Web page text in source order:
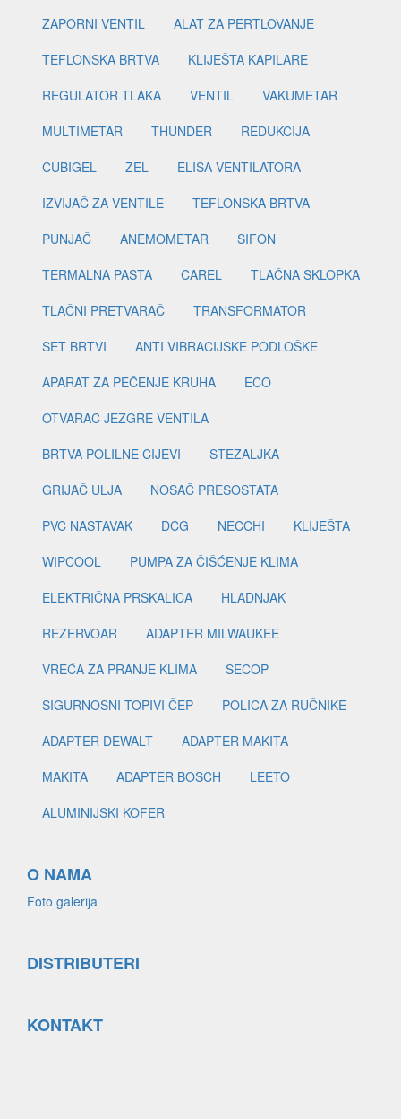
ZAPORNI VENTIL
ALAT ZA PERTLOVANJE
TEFLONSKA BRTVA
KLIJEŠTA KAPILARE
REGULATOR TLAKA
VENTIL
VAKUMETAR
MULTIMETAR
THUNDER
REDUKCIJA
CUBIGEL
ZEL
ELISA VENTILATORA
IZVIJAČ ZA VENTILE
TEFLONSKA BRTVA
PUNJAČ
ANEMOMETAR
SIFON
TERMALNA PASTA
CAREL
TLAČNA SKLOPKA
TLAČNI PRETVARAČ
TRANSFORMATOR
SET BRTVI
ANTI VIBRACIJSKE PODLOŠKE
APARAT ZA PEČENJE KRUHA
ECO
OTVARAČ JEZGRE VENTILA
BRTVA POLILNE CIJEVI
STEZALJKA
GRIJAČ ULJA
NOSAČ PRESOSTATA
PVC NASTAVAK
DCG NECCHI
KLIJEŠTA
WIPCOOL
PUMPA ZA ČIŠĆENJE KLIMA
ELEKTRIČNA PRSKALICA
HLADNJAK
REZERVOAR
ADAPTER MILWAUKEE
VREĆA ZA PRANJE KLIMA
SECOP
SIGURNOSNI TOPIVI ČEP
POLICA ZA RUČNIKE
ADAPTER DEWALT
ADAPTER MAKITA
MAKITA
ADAPTER BOSCH
LEETO
ALUMINIJSKI KOFER
O NAMA
Foto galerija
DISTRIBUTERI
KONTAKT